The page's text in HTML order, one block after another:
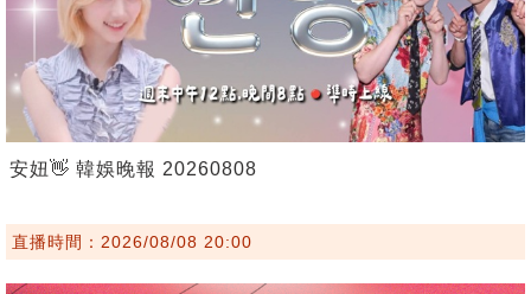
安妞👋 韓娛晚報 20260808
直播時間：2026/08/08 20:00